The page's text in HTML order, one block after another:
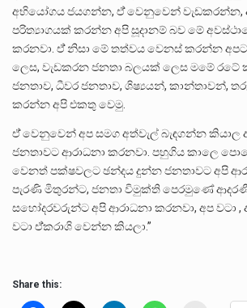
අභියෝගය ජයගන්න, ඒ් වෙනුවෙන් වැඩකරන්න,
පරිත්‍යාගයක් කරන්න අපි සූදානම් බව මේ
කරනවා. ඒ් නිසා මේ තත්වය වෙනස් කරන්න
ලෙස, වැඩකරන ජනතා බලයක් ලෙස මමේ
ජනතාව, ධීවර ජනතාව, ශිෂ්‍යයන්, කාන්තාවන්,
කරන්න අපි එකතු වෙමු.
ඒ් වෙනුවෙන් අප සමග අත්වැල් බැඳගන්න කියාල
ජනතාවට ආරාධනා කරනවා. පහුගිය කාලෙ
වෙනත් පක්ෂවලට ඡන්දය දුන්න ජනතාවට අපි
පැරණි මිතුරන්ට, ජනතා විමුක්ති පෙරමුණේ
සහෝදරවරුන්ට අපි ආරාධනා කරනවා, අප වටා ,
වටා ඒ්කරාශි වෙන්න කියලා.”
Share this: